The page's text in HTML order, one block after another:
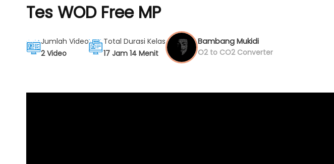
Tes WOD Free MP
Jumlah Video
2 Video
Total Durasi Kelas
17 Jam 14 Menit
Bambang Mukidi
O2 to CO2 Converter